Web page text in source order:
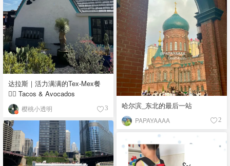
达拉斯｜活力满满的Tex-Mex餐
👉🏼 Tacos & Avocados
樱桃小透明 3 哈尔滨_东北的最后一站
PAPAYAAAA 2